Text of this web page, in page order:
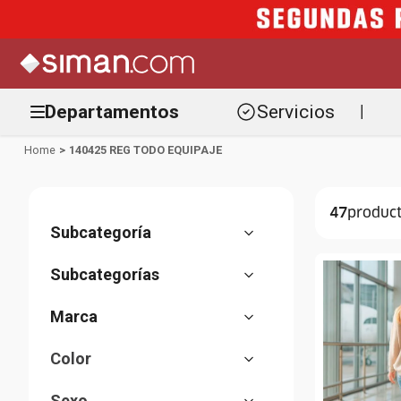
Departamentos Servicios
140425 REG TODO EQUIPAJE
Viaje
Maletas
Samsonite
Color
Negro
47